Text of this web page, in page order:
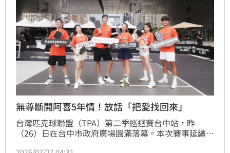
無尊斷開阿喜5年情！放話「把愛找回來」
台灣匹克球聯盟（TPA）第二季巡迴賽台中站，昨
（26）日在台中市政府廣場圓滿落幕。本次賽事延續上